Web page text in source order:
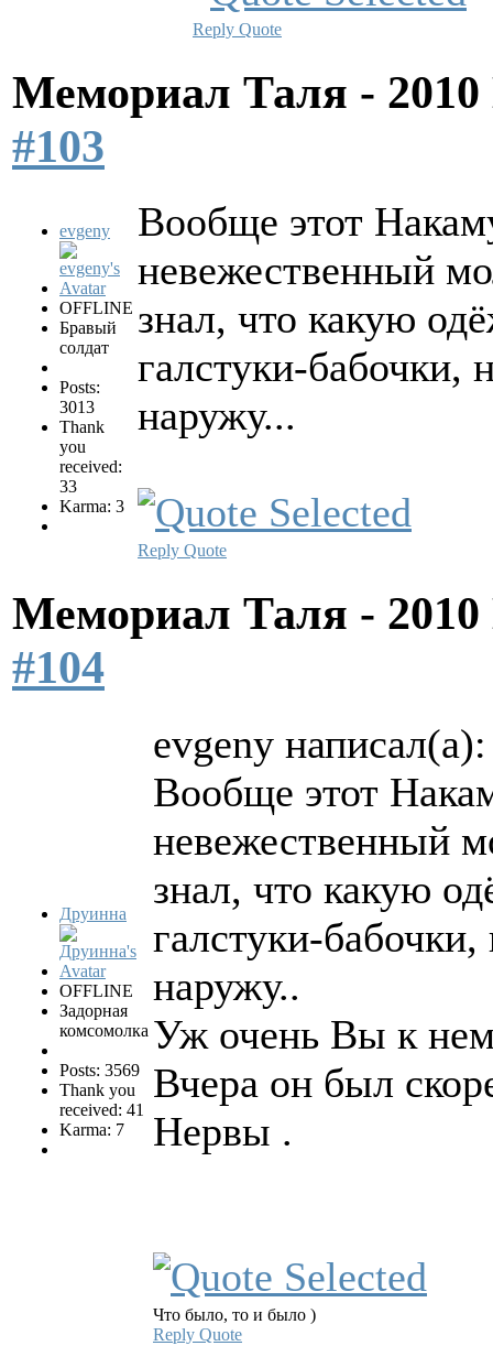
Reply Quote
Мемориал Таля -
#103
evgeny
OFFLINE
Бравый
солдат
Posts:
3013
Thank
you
received:
33
Karma: 3
Вообще этот
невежественный
знал, что какую
галстуки-бабочки,
наружу...
Reply Quote
Мемориал Таля -
#104
Друинна
OFFLINE
Задорная
комсомолка
Posts: 3569
Thank you
received: 41
Karma: 7
evgeny написал(а):
Вообще этот
невежественный
знал, что какую
галстуки-
наружу..
Уж очень Вы к
Вчера он был
Нервы .
Что было, то и было )
Reply Quote